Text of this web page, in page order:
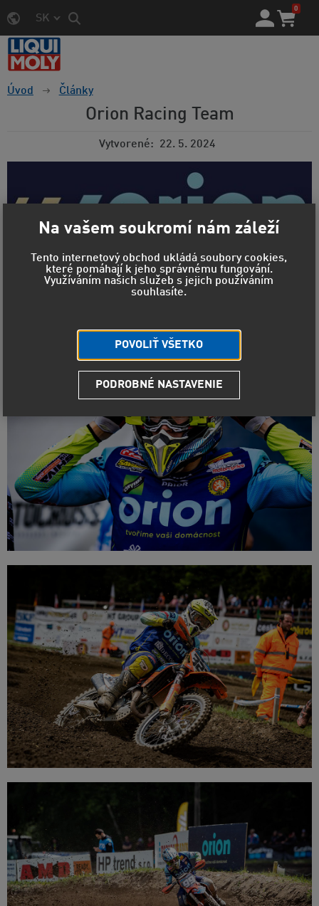
SK
0
Úvod Články
Orion Racing Team
Vytvorené 22. 5. 2024
MX MČR Pacov 2024
Na vašem soukromí nám záleží
Tento internetový obchod ukládá soubory cookies,
které pomáhají k jeho správnému fungování.
Využíváním našich služeb s jejich používáním
souhlasíte.
POVOLIŤ VŠETKO
PODROBNÉ NASTAVENIE